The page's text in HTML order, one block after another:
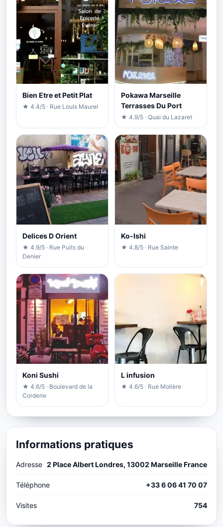
Bien Etre et Petit Plat
★ 4.4/5 · Rue Louis Maurel
Pokawa Marseille
Terrasses Du Port
★ 4.9/5 · Quai du Lazaret
Delices D Orient
★ 4.9/5 · Rue Puits du
Denier
Ko-Ishi
★ 4.8/5 · Rue Sainte
Koni Sushi
★ 4.6/5 · Boulevard de la
Corderie
L infusion
★ 4.6/5 · Rue Molière
Informations pratiques
Adresse 2 Place Albert Londres, 13002 Marseille France
Téléphone +33 6 06 41 70 07
Visites 754